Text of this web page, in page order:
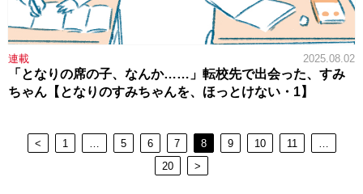
連載 2025.08.02
「となりの席の子、なんか……」転校先で出会った、すみ
ちゃん【となりのすみちゃんを、ほっとけない・1】
< 1 5 6 7 8 9 10 11
20
>